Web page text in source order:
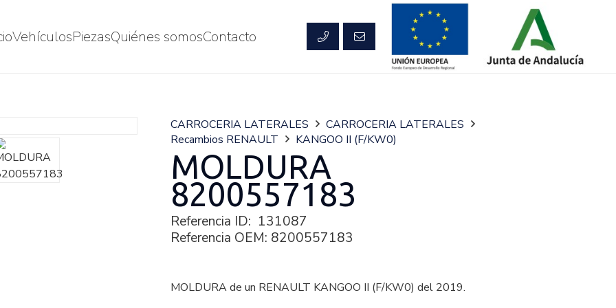
VehículosPiezasQuiénes somosContacto
CARROCERIA LATERALES
CARROCERIA LATERALES
Recambios RENAULT
KANGOO II (F/KW0)
MOLDURA
8200557183
Referencia ID: 131087
Referencia OEM: 8200557183
MOLDURA de un RENAULT KANGOO II (F/KW0) del 2019.